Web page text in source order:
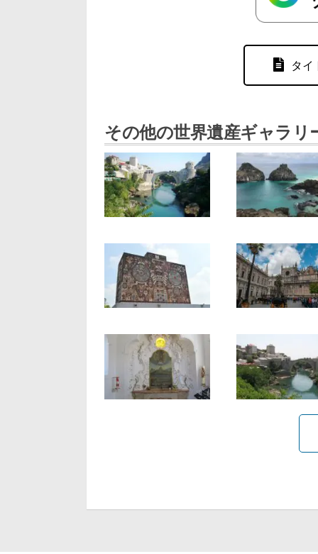
タイ
その他の世界遺産ギャラリ